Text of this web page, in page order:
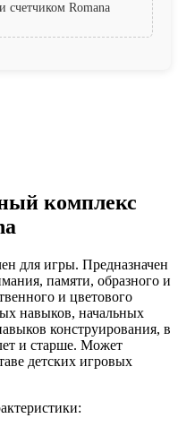
счетчиком Romana
комплекс
для игры. Предназначен
памяти, образного и
и цветового
навыков, начальных
конструирования, в
и старше. Может
детских игровых